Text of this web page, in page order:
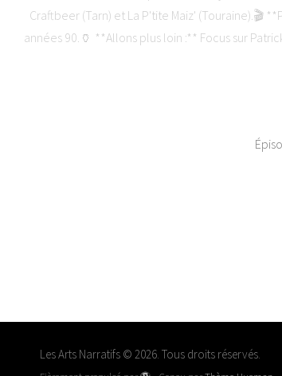
Craftbeer (Tarn) et La P'tite Maiz' (Touraine).🎬
années 90.🏺 **Allons plus loin :** Focus sur
Les Arts Narratifs © 2026. Tous droits réservés.